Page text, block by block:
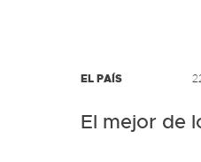
EL PAÍS
El mejor de